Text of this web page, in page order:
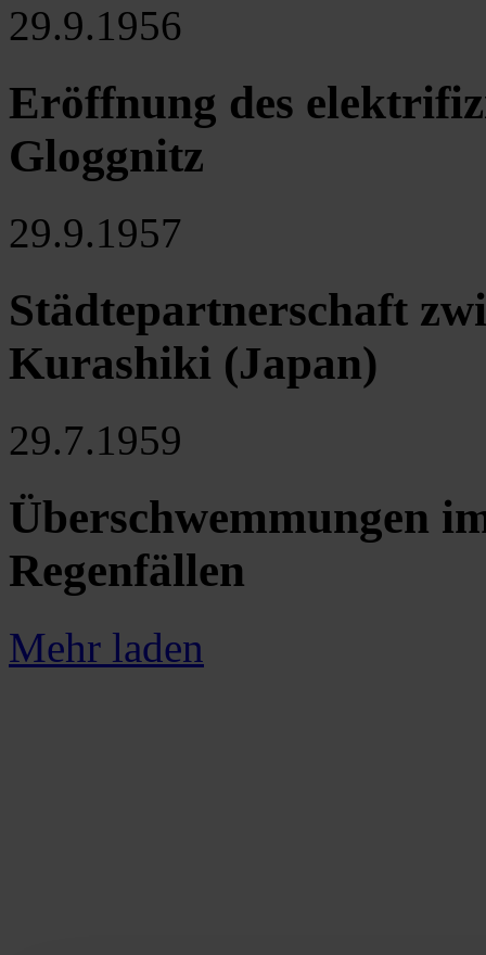
29.9.1956
Eröffnung des
Gloggnitz
29.9.1957
Städtepartnerschaft
Kurashiki (Japan)
29.7.1959
Überschwemmungen
Regenfällen
Mehr laden